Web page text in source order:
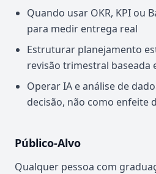
Quando usar OKR, KPI ou
para medir entrega real
Estruturar planejamento
revisão trimestral baseada
Operar IA e análise de
decisão, não como enfeite
Público-Alvo
Qualquer pessoa com